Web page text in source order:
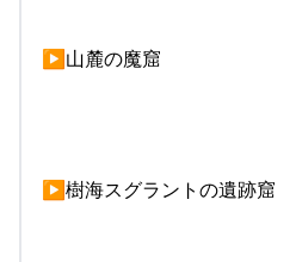
▶山麓の魔窟
▶樹海スグラントの遺跡窟